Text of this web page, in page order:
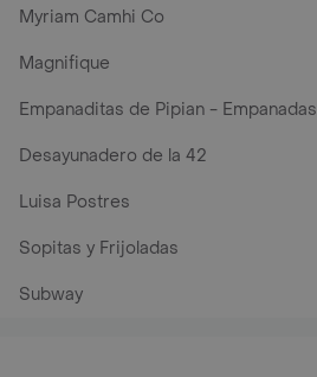
Myriam Camhi Co
Magnifique
Empanaditas de Pipian - Empanadas
Desayunadero de la 42
Luisa Postres
Sopitas y Frijoladas
Subway